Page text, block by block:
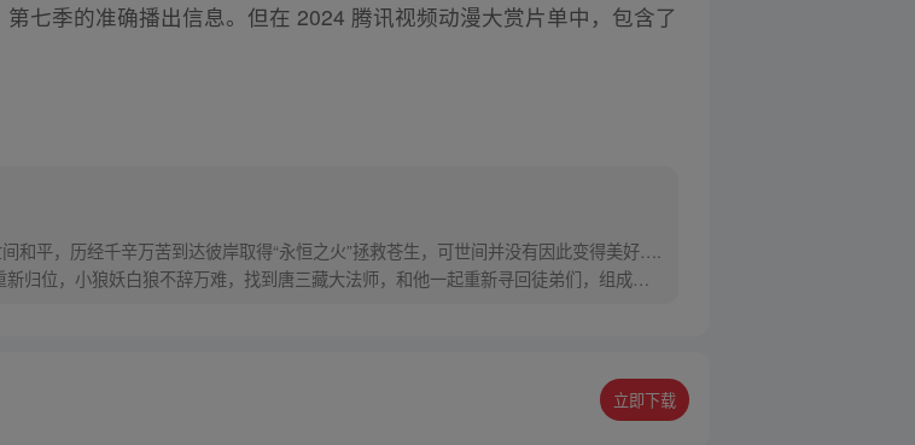
第七季的准确播出信息。但在 2024 腾讯视频动漫大赏片单中，包含了
和平，历经千辛万苦到达彼岸取得“永恒之火”拯救苍生，可世间并没有因此变得美好….
归位，小狼妖白狼不辞万难，找到唐三藏大法师，和他一起重新寻回徒弟们，组成全
立即下载